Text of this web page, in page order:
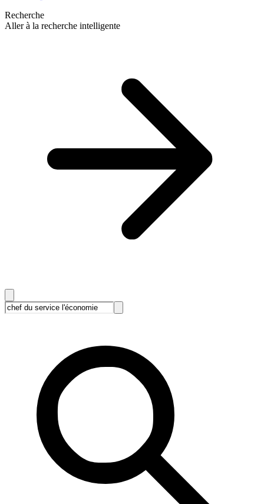
Recherche
Aller à la recherche intelligente